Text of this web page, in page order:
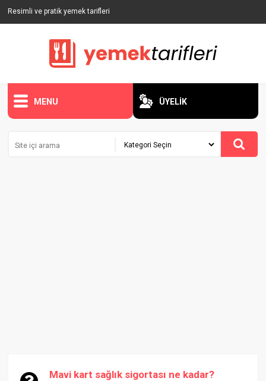
Resimli ve pratik yemek tarifleri
MENU ÜYELİK
Mavi kart sağlık sigortası ne kadar?